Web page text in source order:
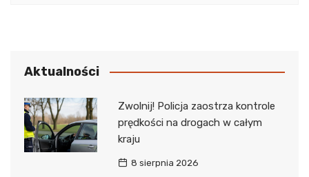
Aktualności
Zwolnij! Policja zaostrza kontrole
prędkości na drogach w całym
kraju
8 sierpnia 2026